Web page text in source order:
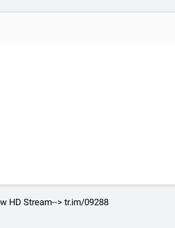
HD Stream--> tr.im/09288